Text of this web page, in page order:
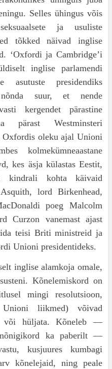
Selles ühingus võis
ja usuliste
tõk­ked näivad inglise
‘Oxfordi ja Cambridge’i
inglise parlamendi
asutuste presidendiks
suur, et nende
kergendet pärastine
pärast Westminsteri
oleku ajal Unioni
kolmekümneaastane
kes äsja külastas Eestit,
kindrali kohta käivaid
lord Birkenhead,
poeg Malcolm
Curzon vanemast ajast
teisi Briti ministreid ja
Unioni presi­dentideks.
inglise alam­koja omale,
Kõnelemiskord on
mingi resolutsioon,
liikmed) võivad
või hül­jata. Kõneleb —
ka paberilt —
kusjuures kumbagi
kõnelejaid, ning peale